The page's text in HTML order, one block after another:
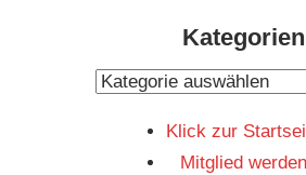
Kategorien
Kategorien
Klick zur
Mitglied werden